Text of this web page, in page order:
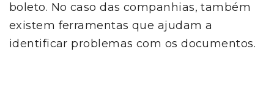
boleto. No caso das companhias, também
existem ferramentas que ajudam a
identificar problemas com os documentos.